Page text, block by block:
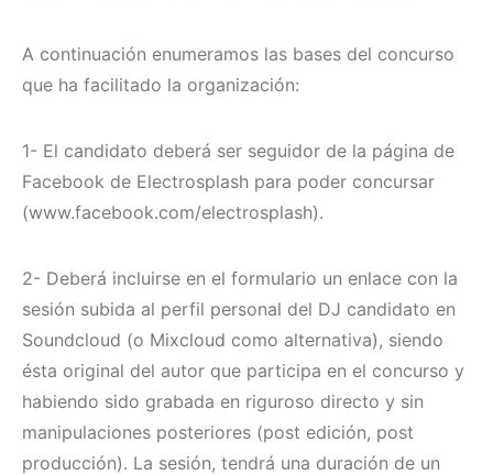
A continuación enumeramos las bases del concurso
que ha facilitado la organización:
1- El candidato deberá ser seguidor de la página de
Facebook de Electrosplash para poder concursar
(www.facebook.com/electrosplash).
2- Deberá incluirse en el formulario un enlace con la
sesión subida al perfil personal del DJ candidato en
Soundcloud (o Mixcloud como alternativa), siendo
ésta original del autor que participa en el concurso y
habiendo sido grabada en riguroso directo y sin
manipulaciones posteriores (post edición, post
producción). La sesión, tendrá una duración de un